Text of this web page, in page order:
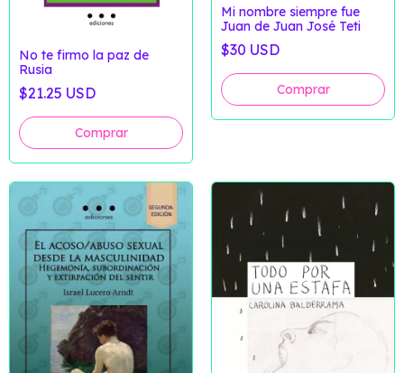
No te firmo la paz de
Rusia
$21.25 USD
Mi nombre siempre fue
Juan de Juan José Teti
$30 USD